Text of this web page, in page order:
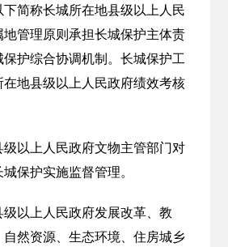
下简称长城所在地县级以上人民
管理原则承担长城保护主体责
护综合协调机制。长城保护工
地县级以上人民政府绩效考核
级以上人民政府文物主管部门对
保护实施监督管理。
以上人民政府发展改革、教
然资源、生态环境、住房城乡